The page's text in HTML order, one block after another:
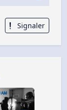
Signaler